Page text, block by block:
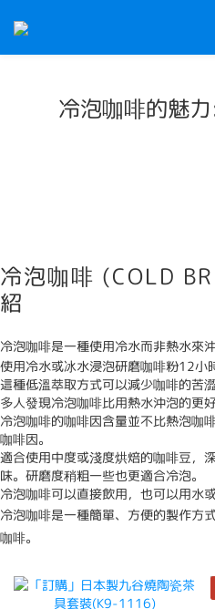
冷泡咖啡的魅
冷泡咖啡 (COLD
紹
冷泡咖啡是一種使用冷水而非熱水來
使用冷水或冰水浸泡研磨咖啡粉12小
這種低溫萃取方式可以減少咖啡的苦
多人發現冷泡咖啡比用熱水沖泡的更好
冷泡咖啡的咖啡因含量並不比熱泡咖
咖啡因。
適合使用中度或淺度烘焙的咖啡豆，
味。研磨度稍粗一些也更適合冷泡。
冷泡咖啡可以直接飲用，也可以用水
冷泡咖啡是一種簡單、方便的製作方
咖啡。